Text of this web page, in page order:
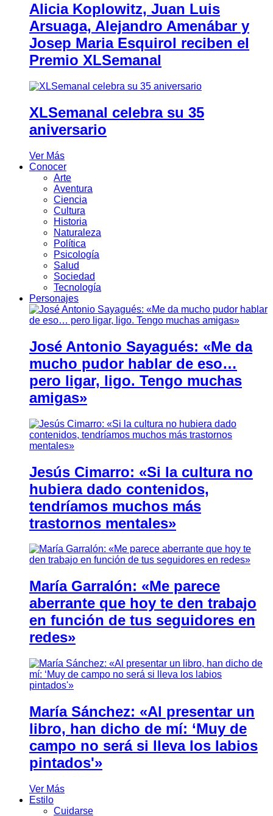
Alicia Koplowitz, Juan Luis
Arsuaga, Alejandro Amenábar y
Josep Maria Esquirol reciben el
Premio XLSemanal
XLSemanal celebra su 35
aniversario
Ver Más
Conocer
Arte
Aventura
Ciencia
Cultura
Historia
Naturaleza
Política
Psicología
Salud
Sociedad
Tecnología
Personajes
José Antonio Sayagués: «Me da
mucho pudor hablar de eso…
pero ligar, ligo. Tengo muchas
amigas»
Jesús Cimarro: «Si la cultura no
hubiera dado contenidos,
tendríamos muchos más
trastornos mentales»
María Garralón: «Me parece
aberrante que hoy te den trabajo
en función de tus seguidores en
redes»
María Sánchez: «Al presentar un
libro, han dicho de mí: ‘Muy de
campo no será si lleva los labios
pintados'»
Ver Más
Estilo
Cuidarse